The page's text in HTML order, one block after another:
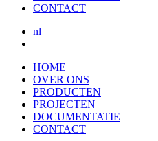
CONTACT
nl
HOME
OVER ONS
PRODUCTEN
PROJECTEN
DOCUMENTATIE
CONTACT